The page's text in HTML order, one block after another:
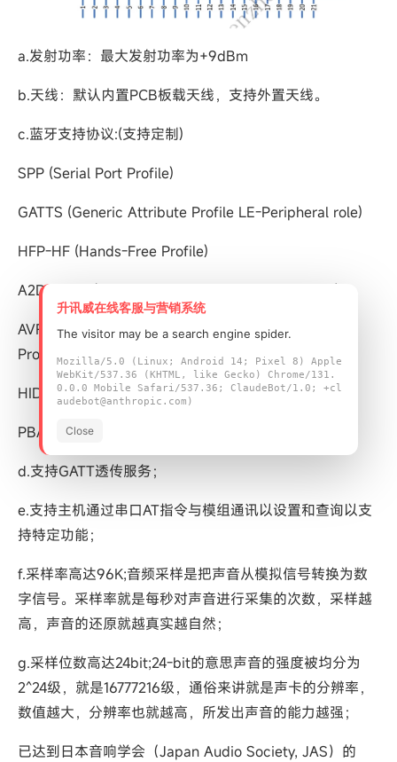
a.发射功率：最大发射功率为+9dBm
b.天线：默认内置PCB板载天线，支持外置天线。
c.蓝牙支持协议:(支持定制)
SPP (Serial Port Profile)
GATTS (Generic Attribute Profile LE-Peripheral role)
HFP-HF (Hands-Free Profile)
A2DP-Sink (Advanced Audio Distribution Profile)
AVRCP-Controller (Audio/Video remote controller
Profile)
HID-DEVICE (Human Interface Profile)
PBAP (Phonebook Access Profile)
d.支持GATT透传服务；
e.支持主机通过串口AT指令与模组通讯以设置和查询以支
持特定功能；
f.采样率高达96K;音频采样是把声音从模拟信号转换为数
字信号。采样率就是每秒对声音进行采集的次数，采样越
高，声音的还原就越真实越自然；
g.采样位数高达24bit;24-bit的意思声音的强度被均分为
2^24级，就是16777216级，通俗来讲就是声卡的分辨率，
数值越大，分辨率也就越高，所发出声音的能力越强；
已达到日本音响学会（Japan Audio Society, JAS）的
升讯威在线客服与营销系统
The visitor may be a search engine spider.
Mozilla/5.0 (Linux; Android 14; Pixel 8) Apple
WebKit/537.36 (KHTML, like Gecko) Chrome/131.
0.0.0 Mobile Safari/537.36; ClaudeBot/1.0; +cl
audebot@anthropic.com)
Close